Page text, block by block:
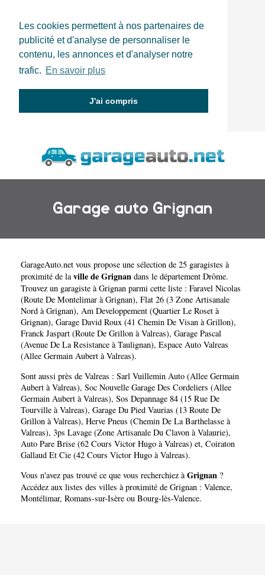
Les cookies permettent à nos partenaires de
publicité et d'analyse de personnaliser le
contenu, les annonces et d'analyser notre
trafic. En savoir plus
J'ai compris
Garage auto Grignan
GarageAuto.net vous propose une sélection de 25 garagistes à
proximité de laville de Grignan dans le département Drôme.
Trouvez un garagiste à Grignan parmi cette liste : Faravel Nicolas
(Route De Montelimar à Grignan), Flat 26 (3 Zone Artisanale
Nord à Grignan), Am Developpement (Quartier Le Roset à
Grignan), Garage David Roux (41 Chemin De Visan à Grillon),
Franck Jaspart (Route De Grillon à Valreas), Garage Pascal
(Avenue De La Resistance à Taulignan), Espace Auto Valreas
(Allee Germain Aubert à Valreas).
Sont aussi près de Valreas : Sarl Vuillemin Auto (Allee Germain
Aubert à Valreas), Soc Nouvelle Garage Des Cordeliers (Allee
Germain Aubert à Valreas), Sos Depannage 84 (15 Rue De
Tourville à Valreas), Garage Du Pied Vaurias (13 Route De
Grillon à Valreas), Herve Pneus (Chemin De La Barthelasse à
Valreas), 3ps Lavage (Zone Artisanale Du Clavon à Valaurie),
Auto Pare Brise (62 Cours Victor Hugo à Valreas) et, Coiraton
Gallaud Et Cie (42 Cours Victor Hugo à Valreas).
Vous n'avez pas trouvé ce que vous recherchiez àGrignan ?
Accédez aux listes des villes à proximité de Grignan : Valence,
Montélimar, Romans-sur-Isère ou Bourg-lès-Valence.